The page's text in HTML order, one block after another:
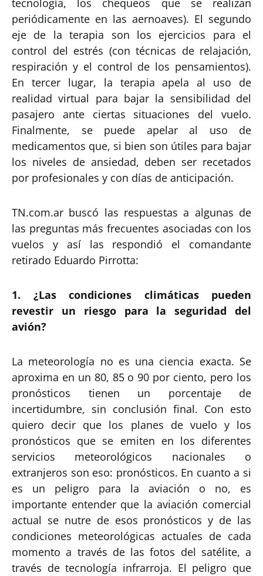
tecnología, los chequeos que se realizan
periódicamente en las aernoaves). El segundo
eje de la terapia son los ejercicios para el
control del estrés (con técnicas de relajación,
respiración y el control de los pensamientos).
En tercer lugar, la terapia apela al uso de
realidad virtual para bajar la sensibilidad del
pasajero ante ciertas situaciones del vuelo.
Finalmente, se puede apelar al uso de
medicamentos que, si bien son útiles para bajar
los niveles de ansiedad, deben ser recetados
por profesionales y con días de anticipación.
TN.com.ar buscó las respuestas a algunas de
las preguntas más frecuentes asociadas con los
vuelos y así las respondió el comandante
retirado Eduardo Pirrotta:
1. ¿Las condiciones climáticas pueden
revestir un riesgo para la seguridad del
avión?
La meteorología no es una ciencia exacta. Se
aproxima en un 80, 85 o 90 por ciento, pero los
pronósticos tienen un porcentaje de
incertidumbre, sin conclusión final. Con esto
quiero decir que los planes de vuelo y los
pronósticos que se emiten en los diferentes
servicios meteorológicos nacionales o
extranjeros son eso: pronósticos. En cuanto a si
es un peligro para la aviación o no, es
importante entender que la aviación comercial
actual se nutre de esos pronósticos y de las
condiciones meteorológicas actuales de cada
momento a través de las fotos del satélite, a
través de tecnología infrarroja. El peligro que